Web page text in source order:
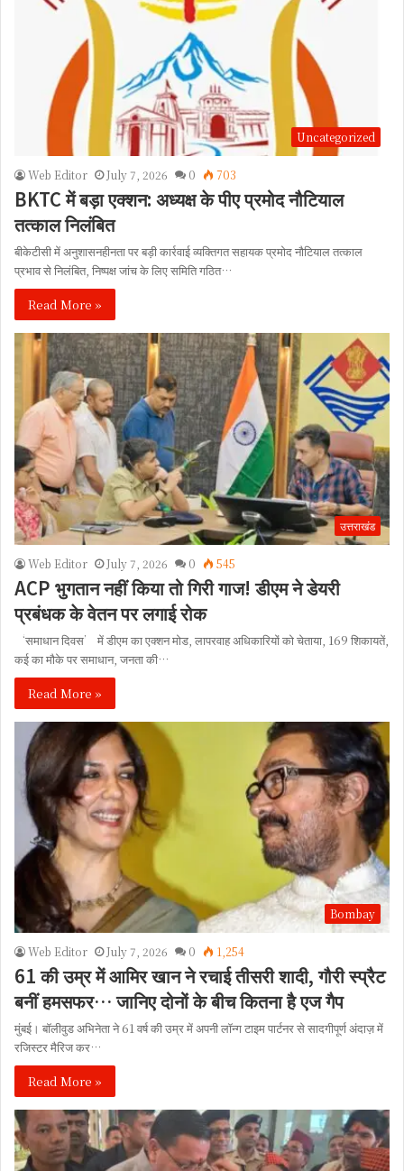
Uncategorized
Web Editor July 7, 2026 0 703
BKTC में बड़ा एक्शन: अध्यक्ष के पीए प्रमोद नौटियाल
तत्काल निलंबित
बीकेटीसी में अनुशासनहीनता पर बड़ी कार्रवाई व्यक्तिगत सहायक प्रमोद नौटियाल तत्काल
प्रभाव से निलंबित, निष्पक्ष जांच के लिए समिति गठित…
Read More »
उत्तराखंड
Web Editor July 7, 2026 0 545
ACP भुगतान नहीं किया तो गिरी गाज! डीएम ने डेयरी
प्रबंधक के वेतन पर लगाई रोक
‘समाधान दिवस’ में डीएम का एक्शन मोड, लापरवाह अधिकारियों को चेताया, 169 शिकायतें,
कई का मौके पर समाधान, जनता की…
Read More »
Bombay
Web Editor July 7, 2026 0 1,254
61 की उम्र में आमिर खान ने रचाई तीसरी शादी, गौरी स्प्रैट
बनीं हमसफर… जानिए दोनों के बीच कितना है एज गैप
मुंबई। बॉलीवुड अभिनेता ने 61 वर्ष की उम्र में अपनी लॉन्ग टाइम पार्टनर से सादगीपूर्ण अंदाज़ में
रजिस्टर मैरिज कर…
Read More »